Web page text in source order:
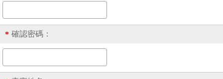
* 確認密碼：